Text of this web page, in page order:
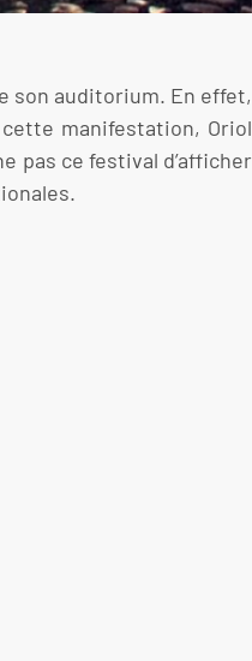
son auditorium. En effet,
manifestation, Oriol
pas ce festival d’afficher